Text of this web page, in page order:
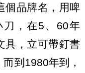
個品牌名，用啤
刀，在5、60年
具，立可帶釘書
到1980年到，